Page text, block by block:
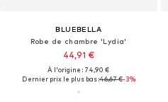
BLUEBELLA
Robe de chambre 'Lydia'
44,91 €
À l'origine : 74,90 €
Dernier prix le plus bas :46,67 €-3%